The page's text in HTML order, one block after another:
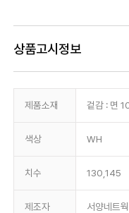
상품고시정보
제품소재 겉감 : 면
색상 WH
치수 130,145
제조자 서양네트